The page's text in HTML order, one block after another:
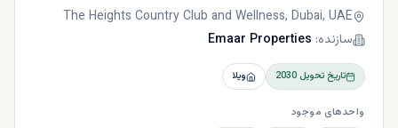
The Heights Country Club and Wellness, Dubai, UAE
سازنده: Emaar Properties
تاریخ تحویل2030 ویلا
واحدهای موجود